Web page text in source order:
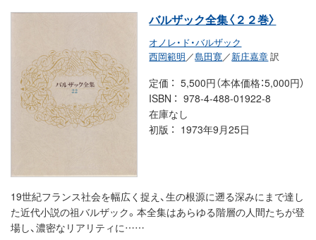
バルザック全集〈２２巻〉
オノレ・ド・バルザック
西岡範明 ／島田寛／新庄嘉章訳
定価
5,500円（本体価格：5,000円）
ISBN
978-4-488-01922-8
在庫なし
初版
1973年9月25日
19世紀フランス社会を幅広く捉え、生の根源に遡る深みにまで達し
た近代小説の祖バルザック。本全集はあらゆる階層の人間たちが登
場し、濃密なリアリティに……